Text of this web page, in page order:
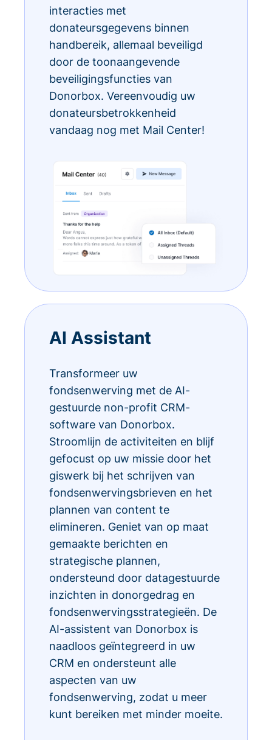
interacties met
donateursgegevens binnen
handbereik, allemaal beveiligd
door de toonaangevende
beveiligingsfuncties van
Donorbox. Vereenvoudig uw
donateursbetrokkenheid
vandaag nog met Mail Center!
AI Assistant
Transformeer uw
fondsenwerving met de AI-
gestuurde non-profit CRM-
software van Donorbox.
Stroomlijn de activiteiten en blijf
gefocust op uw missie door het
giswerk bij het schrijven van
fondsenwervingsbrieven en het
plannen van content te
elimineren. Geniet van op maat
gemaakte berichten en
strategische plannen,
ondersteund door datagestuurde
inzichten in donorgedrag en
fondsenwervingsstrategieën. De
AI-assistent van Donorbox is
naadloos geïntegreerd in uw
CRM en ondersteunt alle
aspecten van uw
fondsenwerving, zodat u meer
kunt bereiken met minder moeite.